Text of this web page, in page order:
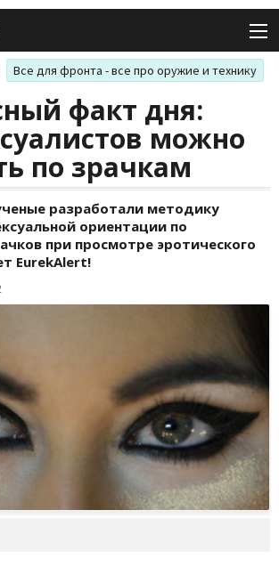
Все для фронта - все про оружие и технику
факт дня:
можно
по зрачкам
разработали методику
ориентации по
при просмотре эротического
EurekAlert!